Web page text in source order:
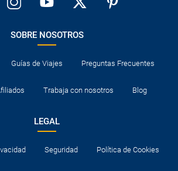
SOBRE NOSOTROS
Guías de Viajes Preguntas Frecuentes
Trabaja con nosotros Blog
LEGAL
Seguridad Política de Cookies